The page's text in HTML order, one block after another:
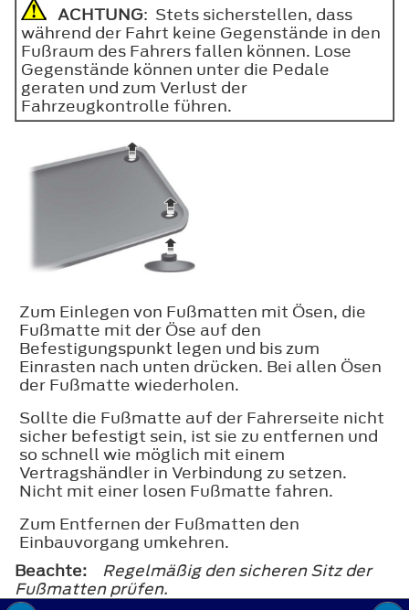
ACHTUNG: Stets sicherstellen, dass
während der Fahrt keine Gegenstände in den
Fußraum des Fahrers fallen können. Lose
Gegenstände können unter die Pedale
geraten und zum Verlust der
Fahrzeugkontrolle führen.
Zum Einlegen von Fußmatten mit Ösen, die
Fußmatte mit der Öse auf den
Befestigungspunkt legen und bis zum
Einrasten nach unten drücken. Bei allen Ösen
der Fußmatte wiederholen.
Sollte die Fußmatte auf der Fahrerseite nicht
sicher befestigt sein, ist sie zu entfernen und
so schnell wie möglich mit einem
Vertragshändler in Verbindung zu setzen.
Nicht mit einer losen Fußmatte fahren.
Zum Entfernen der Fußmatten den
Einbauvorgang umkehren.
Beachte:
Regelmäßig den sicheren Sitz der
Fußmatten prüfen.